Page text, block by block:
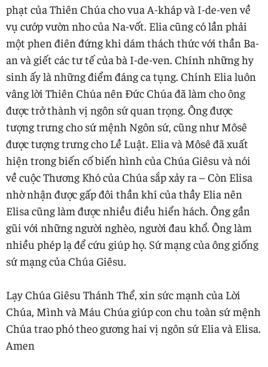
phạt của Thiên Chúa cho vua A-kháp và I-de-ven về
vụ cướp vườn nho của Na-vốt. Elia cũng có lần phải
một phen điên đứng khi dám thách thức với thần Ba-
an và giết các tư tế của bà I-de-ven. Chính những hy
sinh ấy là những điểm đáng ca tụng. Chính Elia luôn
vâng lời Thiên Chúa nên Đức Chúa đã làm cho ông
được trở thành vị ngôn sứ quan trọng. Ông được
tượng trưng cho sứ mệnh Ngôn sứ, cũng như Môsê
được tượng trưng cho Lề Luật. Elia và Môsê đã xuất
hiện trong biến cố biến hình của Chúa Giêsu và nói
về cuộc Thương Khó của Chúa sắp xảy ra – Còn Elisa
nhờ nhận được gấp đôi thần khí của thầy Elia nên
Elisa cũng làm được nhiều điều hiển hách. Ông gần
gũi với những người nghèo, người đau khổ. Ông làm
nhiều phép lạ để cứu giúp họ. Sứ mạng của ông giống
sứ mạng của Chúa Giêsu.
Lạy Chúa Giêsu Thánh Thể, xin sức mạnh của Lời
Chúa, Mình và Máu Chúa giúp con chu toàn sứ mệnh
Chúa trao phó theo gương hai vị ngôn sứ Elia và Elisa.
Amen